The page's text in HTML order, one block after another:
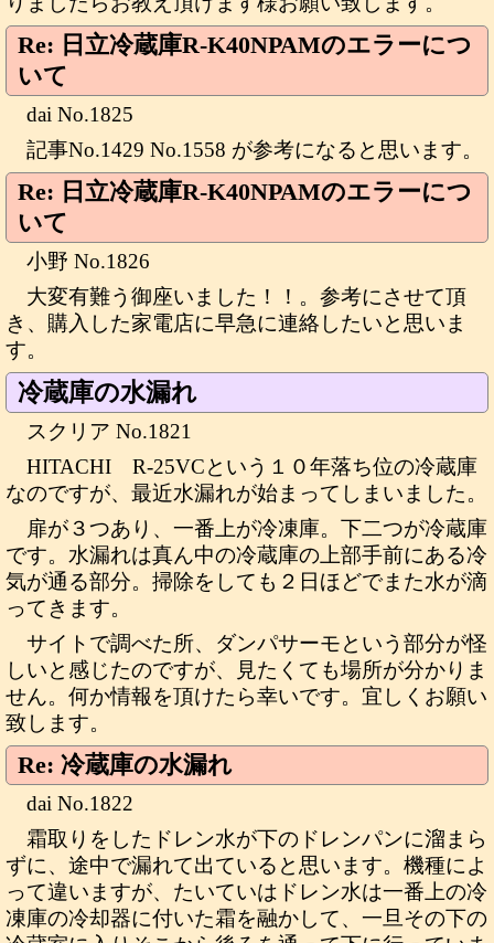
Re: 日立冷蔵庫R-K40NPAMのエラーにつ
いて
dai No.1825
記事No.1429 No.1558 が参考になると思います。
Re: 日立冷蔵庫R-K40NPAMのエラーにつ
いて
小野 No.1826
大変有難う御座いました！！。参考にさせて頂
き、購入した家電店に早急に連絡したいと思いま
す。
冷蔵庫の水漏れ
スクリア No.1821
HITACHI R-25VCという１０年落ち位の冷蔵庫
なのですが、最近水漏れが始まってしまいました。
扉が３つあり、一番上が冷凍庫。下二つが冷蔵庫
です。水漏れは真ん中の冷蔵庫の上部手前にある冷
気が通る部分。掃除をしても２日ほどでまた水が滴
ってきます。
サイトで調べた所、ダンパサーモという部分が怪
しいと感じたのですが、見たくても場所が分かりま
せん。何か情報を頂けたら幸いです。宜しくお願い
致します。
Re: 冷蔵庫の水漏れ
dai No.1822
霜取りをしたドレン水が下のドレンパンに溜まら
ずに、途中で漏れて出ていると思います。機種によ
って違いますが、たいていはドレン水は一番上の冷
凍庫の冷却器に付いた霜を融かして、一旦その下の